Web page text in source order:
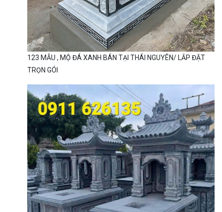
123 MẪU , MỘ ĐÁ XANH BÁN TẠI THÁI NGUYÊN/ LẮP ĐẶT
TRỌN GÓI